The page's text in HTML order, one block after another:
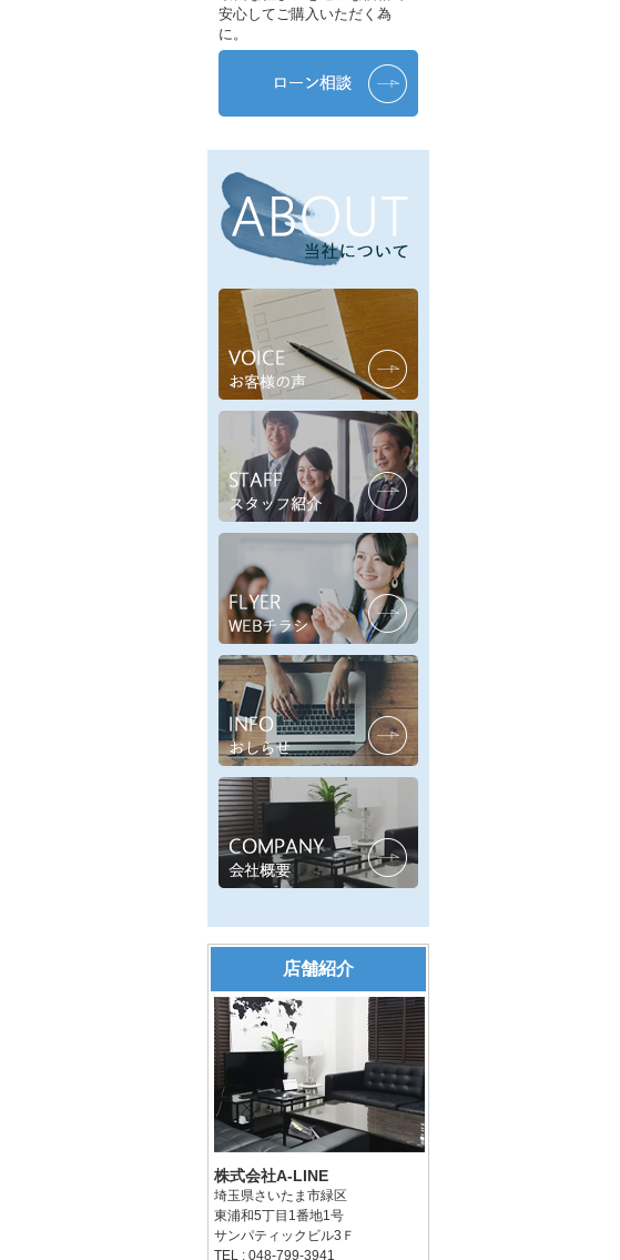
安心してご購入いただく為
に。
店舗紹介
株式会社A-LINE
埼玉県さいたま市緑区
東浦和5丁目1番地1号
サンパティックビル3Ｆ
TEL : 048-799-3941